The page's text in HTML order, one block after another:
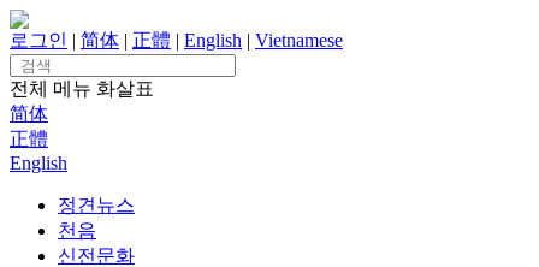
Skip
to
content
로그인 | 简体 | 正體 | English | Vietnamese
Search
for:
전체 메뉴 화살표
简体
正體
English
정견뉴스
천음
신전문화